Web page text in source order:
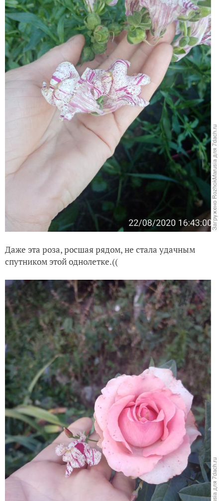
Даже эта роза, росшая рядом, не стала удачным
спутником этой однолетке.((